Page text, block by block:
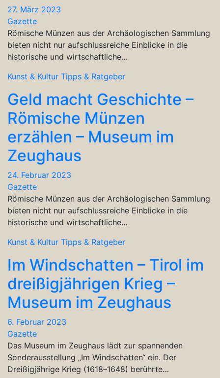
27. März 2023
Gazette
Römische Münzen aus der Archäologischen Sammlung
bieten nicht nur aufschlussreiche Einblicke in die
historische und wirtschaftliche…
Kunst & Kultur Tipps & Ratgeber
Geld macht Geschichte –
Römische Münzen
erzählen – Museum im
Zeughaus
24. Februar 2023
Gazette
Römische Münzen aus der Archäologischen Sammlung
bieten nicht nur aufschlussreiche Einblicke in die
historische und wirtschaftliche…
Kunst & Kultur Tipps & Ratgeber
Im Windschatten – Tirol im
dreißigjährigen Krieg –
Museum im Zeughaus
6. Februar 2023
Gazette
Das Museum im Zeughaus lädt zur spannenden
Sonderausstellung „Im Windschatten“ ein. Der
Dreißigjährige Krieg (1618–1648) berührte…